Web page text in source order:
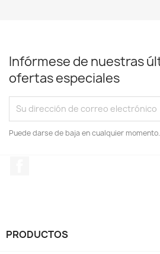
Infórmese de nuestras
ofertas especiales
Puede darse de baja en cualquier momento.
PRODUCTOS